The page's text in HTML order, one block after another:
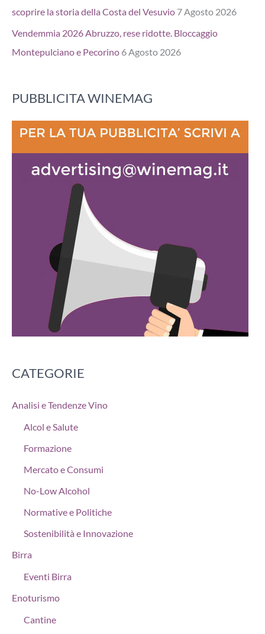
scoprire la storia della Costa del Vesuvio 7 Agosto 2026
Vendemmia 2026 Abruzzo, rese ridotte. Bloccaggio
Montepulciano e Pecorino 6 Agosto 2026
PUBBLICITA WINEMAG
CATEGORIE
Analisi e Tendenze Vino
Alcol e Salute
Formazione
Mercato e Consumi
No-Low Alcohol
Normative e Politiche
Sostenibilità e Innovazione
Birra
Eventi Birra
Enoturismo
Cantine